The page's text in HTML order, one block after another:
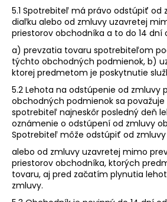
5.1 Spotrebiteľ má právo odstúpiť od
diaľku alebo od zmluvy uzavretej
priestorov obchodníka a to do 14 dní
a) prevzatia tovaru spotrebiteľom
týchto obchodných podmienok, b)
ktorej predmetom je poskytnutie
5.2 Lehota na odstúpenie od zmluvy
obchodných podmienok sa považuje
spotrebiteľ najneskôr posledný deň
oznámenie o odstúpení od zmluvy
Spotrebiteľ môže odstúpiť od
alebo od zmluvy uzavretej mimo
priestorov obchodníka, ktorých
tovaru, aj pred začatím plynutia
zmluvy.